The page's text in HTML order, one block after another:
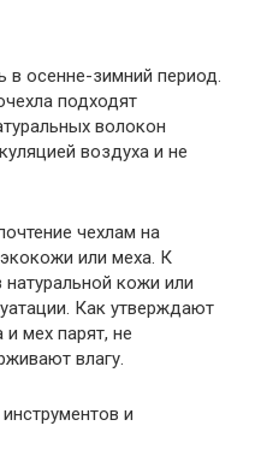
в осенне-зимний период.
подходят
волокон
воздуха и не
чехлам на
или меха. К
кожи или
Как утверждают
мех парят, не
влагу.
и